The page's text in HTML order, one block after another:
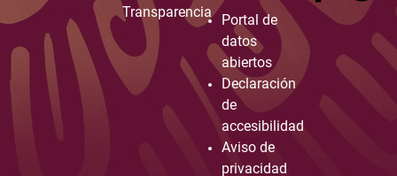
Transparencia
Portal de
datos
abiertos
Declaración
de
accesibilidad
Aviso de
privacidad